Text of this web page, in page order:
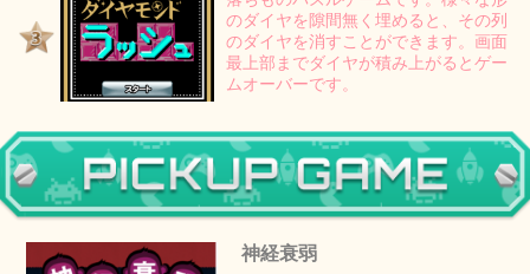
のダイヤを隙間無く埋めると、その列
のダイヤを消すことができます。画面
最上部までダイヤが積み上がるとゲー
ムオーバーです。
神経衰弱